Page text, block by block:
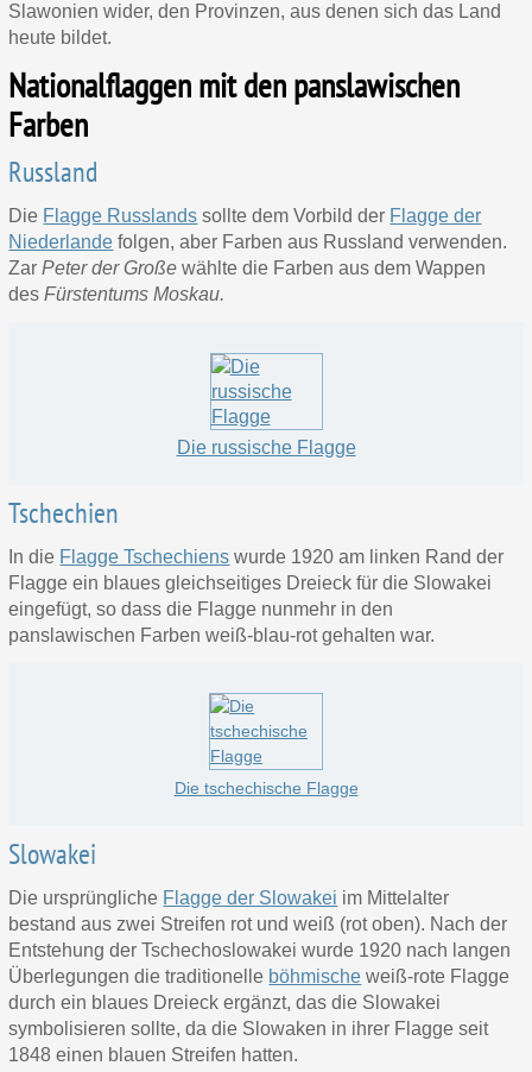
Slawonien wider, den Provinzen, aus denen sich das Land
heute bildet.
Nationalflaggen mit den panslawischen
Farben
Russland
Die Flagge Russlands sollte dem Vorbild der Flagge der
Niederlande folgen, aber Farben aus Russland verwenden.
Zar Peter der Großewählte die Farben aus dem Wappen
desFürstentums Moskau.
Die russische Flagge
Tschechien
In die Flagge Tschechiens wurde 1920 am linken Rand der
Flagge ein blaues gleichseitiges Dreieck für die Slowakei
eingefügt, so dass die Flagge nunmehr in den
panslawischen Farben weiß-blau-rot gehalten war.
Die tschechische Flagge
Slowakei
Die ursprüngliche Flagge der Slowakei im Mittelalter
bestand aus zwei Streifen rot und weiß (rot oben). Nach der
Entstehung der Tschechoslowakei wurde 1920 nach langen
Überlegungen die traditionelle böhmische weiß-rote Flagge
durch ein blaues Dreieck ergänzt, das die Slowakei
symbolisieren sollte, da die Slowaken in ihrer Flagge seit
1848 einen blauen Streifen hatten.